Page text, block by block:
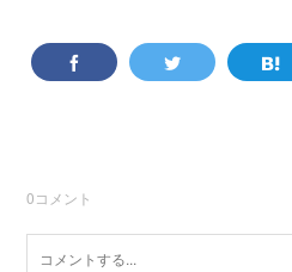
0コメント